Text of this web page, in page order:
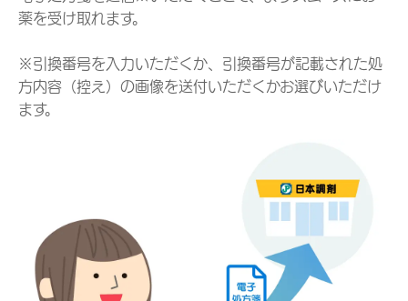
薬を受け取れます。
※引換番号を入力いただくか、引換番号が記載された処
方内容（控え）の画像を送付いただくかお選びいただけ
ます。